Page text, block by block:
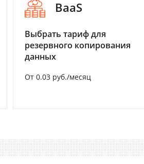
BaaS
Выбрать тариф для
резервного копирования
данных
От 0.03 руб./месяц